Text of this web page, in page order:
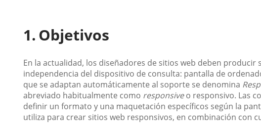
Objetivos
En la actualidad, los diseñadores de sitios web deben
independencia del dispositivo de consulta: pantalla de
que se adaptan automáticamente al soporte se denomina
abreviado habitualmente como responsiveo responsivo. Las
definir un formato y una maquetación específicos según la
utiliza para crear sitios web responsivos, en combinación con